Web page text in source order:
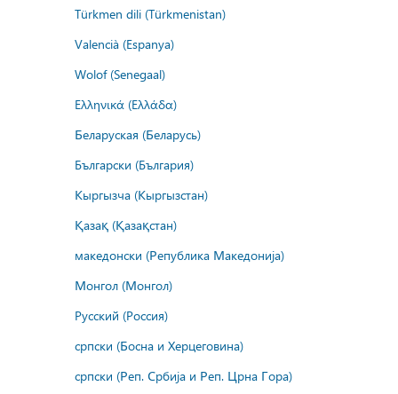
Türkmen dili (Türkmenistan)
Valencià (Espanya)
Wolof (Senegaal)
Ελληνικά (Ελλάδα)
Беларуская (Беларусь)
Български (България)
Кыргызча (Кыргызстан)
Қазақ (Қазақстан)
македонски (Република Македонија)
Монгол (Монгол)
Русский (Россия)
српски (Босна и Херцеговина)
српски (Реп. Србија и Реп. Црна Гора)